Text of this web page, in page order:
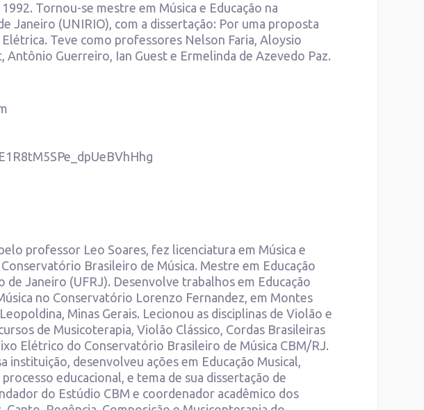
Tornou-se mestre em Música e Educação na
Janeiro (UNIRIO), com a dissertação: Por uma proposta
Teve como professores Nelson Faria, Aloysio
Antônio Guerreiro, Ian Guest e Ermelinda de Azevedo Paz.
professor Leo Soares, fez licenciatura em Música e
Brasileiro de Música. Mestre em Educação
de Janeiro (UFRJ). Desenvolve trabalhos em Educação
no Conservatório Lorenzo Fernandez, em Montes
Minas Gerais. Lecionou as disciplinas de Violão e
de Musicoterapia, Violão Clássico, Cordas Brasileiras
Elétrico do Conservatório Brasileiro de Música CBM/RJ.
instituição, desenvolveu ações em Educação Musical,
educacional, e tema de sua dissertação de
do Estúdio CBM e coordenador acadêmico dos